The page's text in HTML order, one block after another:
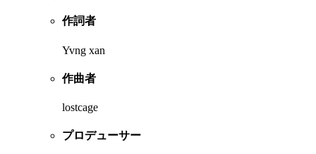
作詞者
Yvng xan
作曲者
lostcage
プロデューサー